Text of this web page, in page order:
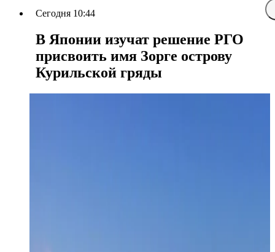
Сегодня 10:44
В Японии изучат решение РГО
присвоить имя Зорге острову
Курильской гряды